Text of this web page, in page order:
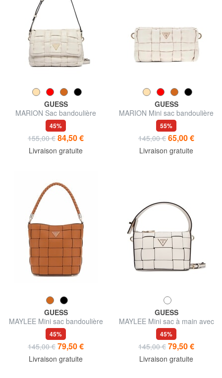
GUESS
MARION Sac bandoulière
tissé avec bandoulière
45%
155,00 € 84,50 €
Livraison gratuite
GUESS
MARION Mini sac bandoulière
55%
145,00 € 65,00 €
Livraison gratuite
GUESS
MAYLEE Mini sac bandoulière
seau
45%
145,00 € 79,50 €
Livraison gratuite
GUESS
MAYLEE Mini sac à main avec
bandoulière
45%
145,00 € 79,50 €
Livraison gratuite